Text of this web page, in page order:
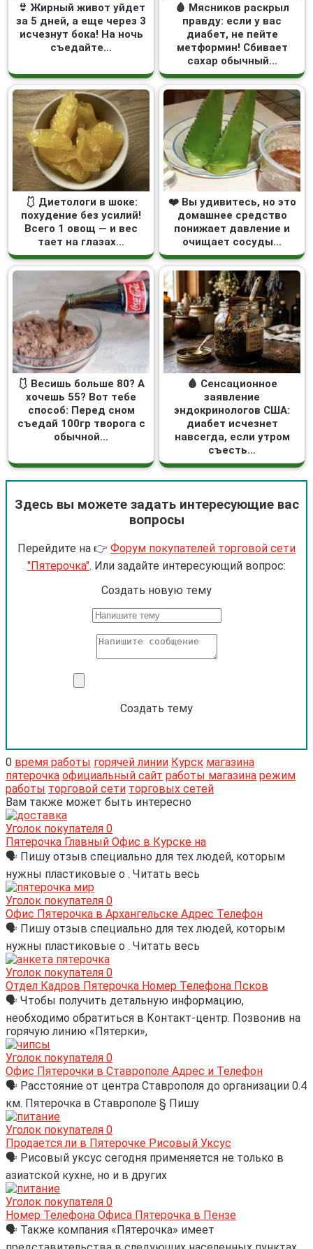
👙 Жирный живот уйдет
за 5 дней, а еще через 3
исчезнут бока! На ночь
съедайте...
🩸 Мясников раскрыл
правду: если у вас
диабет, не пейте
метформин! Сбивает
сахар обычный...
🩱 Диетологи в шоке:
похудение без усилий!
Всего 1 овощ — и вес
тает на глазах…
❤️ Вы удивитесь, но это
домашнее средство
понижает давление и
очищает сосуды...
🩱 Весишь больше 80? А
хочешь 55? Вот тебе
способ: Перед сном
съедай 100гр творога с
обычной...
🩸 Сенсационное
заявление
эндокринологов США:
диабет исчезнет
навсегда, если утром
съесть...
Здесь вы можете задать интересующие вас
вопросы
Перейдите на 👉 Форум покупателей торговой сети
"Пятерочка". Или задайте интересующий вопрос:
Cоздать новую тему
Создать тему
0 время работы горячей линии Курск магазина
пятерочка официальный сайт работы магазина режим
работы торговой сети торговых сетей
Вам также может быть интересно
Уголок покупателя 0
Пятерочка Главный Офис в Курске на
🗣 Пишу отзыв специально для тех людей, которым
нужны пластиковые о . Читать весь
Уголок покупателя 0
Офис Пятерочка в Архангельске Адрес Телефон
🗣 Пишу отзыв специально для тех людей, которым
нужны пластиковые о . Читать весь
Уголок покупателя 0
Отдел Кадров Пятерочка Номер Телефона Псков
🗣 Чтобы получить детальную информацию,
необходимо обратиться в Контакт-центр. Позвонив на
горячую линию «Пятерки»,
Уголок покупателя 0
Офис Пятерочки в Ставрополе Адрес и Телефон
🗣 Расстояние от центра Ставрополя до организации 0.4
км. Пятерочка в Ставрополе § Пишу
Уголок покупателя 0
Продается ли в Пятерочке Рисовый Уксус
🗣 Рисовый уксус сегодня применяется не только в
азиатской кухне, но и в других
Уголок покупателя 0
Номер Телефона Офиса Пятерочка в Пензе
🗣 Также компания «Пятерочка» имеет